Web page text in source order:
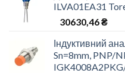
ILVA01EA31
30630,46₴
Індуктивний
Sn=8mm, PNP/